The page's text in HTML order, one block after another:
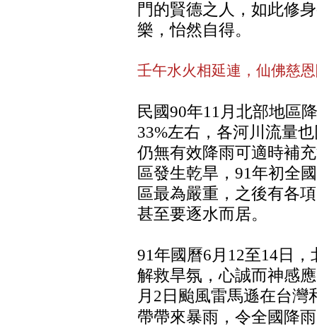
門的賢德之人，如此修
樂，怡然自得。
壬午水火相延連，仙佛慈
民國90年11月北部地區
33%左右，各河川流量
仍無有效降雨可適時補
區發生乾旱，91年初全
區最為嚴重，之後有各
甚至要逐水而居。
91年國曆6月12至14日
解救旱氛，心誠而神感
月2日颱風雷馬遜在台灣
帶帶來暴雨，令全國降